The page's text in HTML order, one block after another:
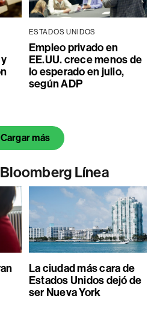
ESTADOS UNIDOS
Empleo privado en
EE.UU. crece menos de
lo esperado en julio,
según ADP
Cargar más
Línea
La ciudad más cara de
Estados Unidos dejó de
ser Nueva York